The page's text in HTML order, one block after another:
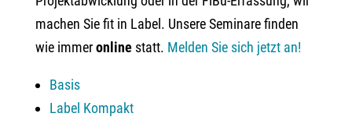
machen Sie fit in Label. Unsere Seminare finden
wie immer online statt. Melden Sie sich jetzt an!
Basis
Label Kompakt